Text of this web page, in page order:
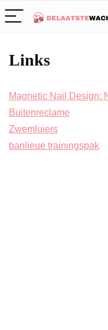
Links
Magnetic Nail Design:
Buitenreclame
Zwemluiers
banlieue trainingspak